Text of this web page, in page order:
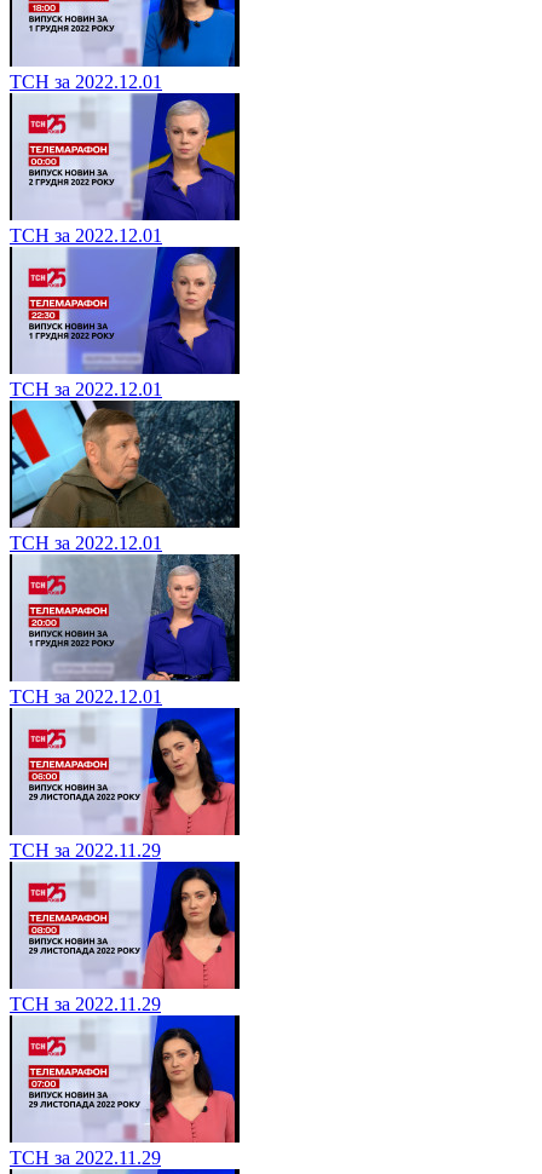
ТСН за 2022.12.01
ТСН за 2022.12.01
ТСН за 2022.12.01
ТСН за 2022.12.01
ТСН за 2022.12.01
ТСН за 2022.11.29
ТСН за 2022.11.29
ТСН за 2022.11.29